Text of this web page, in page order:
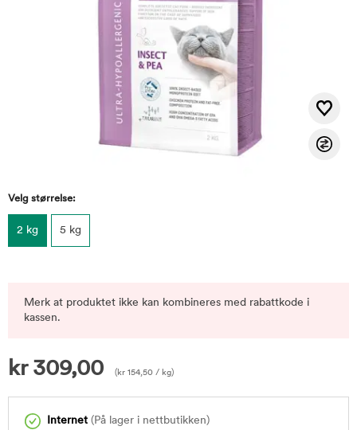
Velg størrelse:
2 kg 5 kg
Merk at produktet ikke kan kombineres med rabattkode i
kassen.
kr 309,00 ( kr 154,50 / kg)
Internet (På lager i nettbutikken)